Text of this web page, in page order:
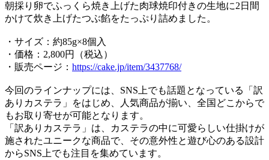
朝採り卵でふっくら焼き上げた肉球焼印付きの生地に2日間
かけて炊き上げたつぶ餡をたっぷり詰めました。
・サイズ：約85g×8個入
・価格：2,800円（税込）
・販売ページ： https://cake.jp/item/3437768/
今回のラインナップには、SNS上でも話題となっている「訳
ありカステラ」をはじめ、人気商品が揃い、全国どこからで
もお取り寄せが可能となります。
「訳ありカステラ」は、カステラの中に可愛らしい仕掛けが
施されたユニークな商品で、その意外性と遊び心のある設計
からSNS上でも注目を集めています。